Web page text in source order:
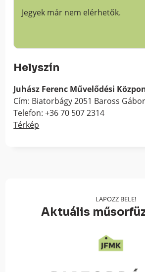
Jegyek már nem elérhetők.
Helyszín
Juhász Ferenc Művelődési
Cím: Biatorbágy 2051 Baross
Telefon: +36 70 507 2314
Térkép
LAPOZZ BELE!
Aktuális